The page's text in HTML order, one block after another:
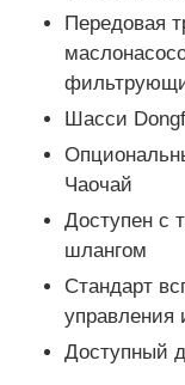
Передовая
Шасси
Чаочай
Доступен с
шлангом
Стандарт
Доступный